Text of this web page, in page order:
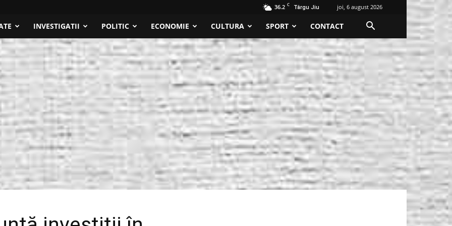
36.2 C Târgu Jiu joi, 6 august 2026
INVESTIGATII POLITIC ECONOMIE CULTURA SPORT CONTACT